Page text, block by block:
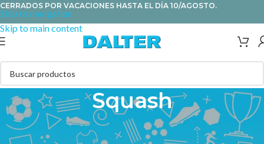
Skip to navigation
Skip to main content
CERRADOS POR VACACIONES HASTA EL DÍA 10/AGOSTO.
Squash
En nuestra tienda online encontrarás una gran selección de
raquetas y pelotas Victor para diferentes niveles